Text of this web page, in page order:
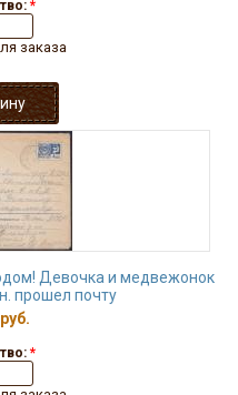
*
заказа
Девочка и медвежонок
прошел почту
*